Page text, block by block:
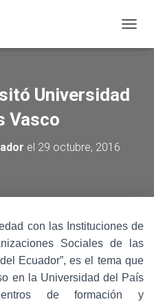
Universidad
Vasco
el 29 octubre, 2016
con las Instituciones de
Sociales de las
Ecuador”, es el tema que
en la Universidad del País
de formación y